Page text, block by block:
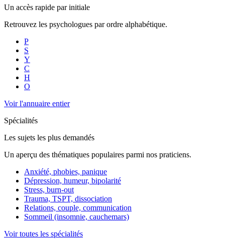
Un accès rapide par initiale
Retrouvez les psychologues par ordre alphabétique.
P
S
Y
C
H
O
Voir l'annuaire entier
Spécialités
Les sujets les plus demandés
Un aperçu des thématiques populaires parmi nos praticiens.
Anxiété, phobies, panique
Dépression, humeur, bipolarité
Stress, burn-out
Trauma, TSPT, dissociation
Relations, couple, communication
Sommeil (insomnie, cauchemars)
Voir toutes les spécialités